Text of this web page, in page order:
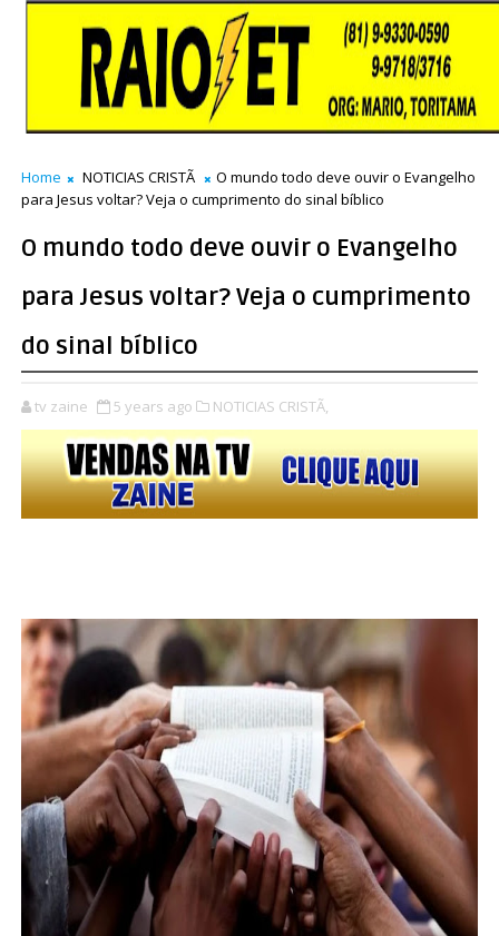
Home NOTICIAS CRISTÃ
O mundo todo deve ouvir o Evangelho
para Jesus voltar? Veja o cumprimento do sinal bíblico
O mundo todo deve ouvir o Evangelho
para Jesus voltar? Veja o cumprimento
do sinal bíblico
tv zaine 5 years ago NOTICIAS CRISTÃ,